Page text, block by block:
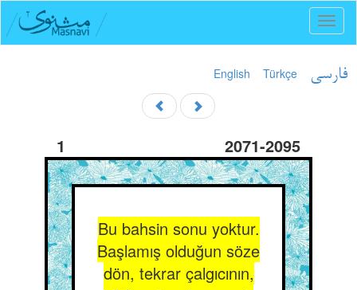
English Türkçe فارسی
1 2071-2095
Bu bahsin sonu yoktur.
Başlamış olduğun söze
dön, tekrar çalgıcının,